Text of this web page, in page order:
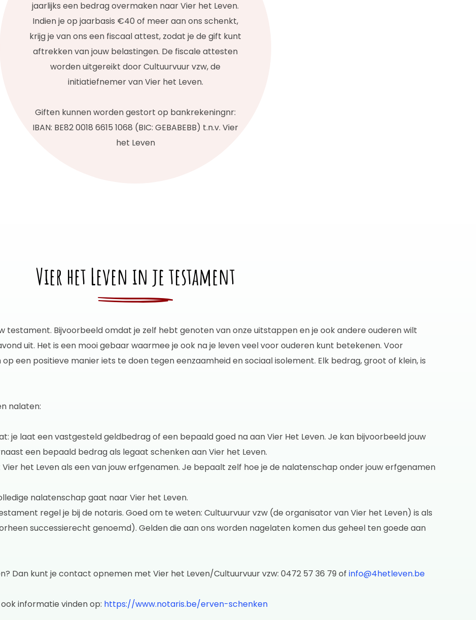
jaarlijks een bedrag overmaken naar Vier het Leven.
Indien je op jaarbasis €40 of meer aan ons schenkt,
krijg je van ons een fiscaal attest, zodat je de gift kunt
aftrekken van jouw belastingen. De fiscale attesten
worden uitgereikt door Cultuurvuur vzw, de
initiatiefnemer van Vier het Leven.
Giften kunnen worden gestort op bankrekeningnr:
IBAN: BE82 0018 6615 1068 (BIC: GEBABEBB) t.n.v. Vier
het Leven
Vier het Leven in je testament
testament. Bijvoorbeeld omdat je zelf hebt genoten van onze uitstappen en je ook andere ouderen wilt
uit. Het is een mooi gebaar waarmee je ook na je leven veel voor ouderen kunt betekenen. Voor
een positieve manier iets te doen tegen eenzaamheid en sociaal isolement. Elk bedrag, groot of klein, is
nalaten:
je laat een vastgesteld geldbedrag of een bepaald goed na aan Vier Het Leven. Je kan bijvoorbeeld jouw
een bepaald bedrag als legaat schenken aan Vier het Leven.
het Leven als een van jouw erfgenamen. Je bepaalt zelf hoe je de nalatenschap onder jouw erfgenamen
nalatenschap gaat naar Vier het Leven.
regel je bij de notaris. Goed om te weten: Cultuurvuur vzw (de organisator van Vier het Leven) is als
successierecht genoemd). Gelden die aan ons worden nagelaten komen dus geheel ten goede aan
Dan kunt je contact opnemen met Vier het Leven/Cultuurvuur vzw: 0472 57 36 79 of info@4hetleven.be
informatie vinden op: https://www.notaris.be/erven-schenken